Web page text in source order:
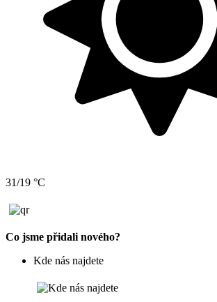
31/19 °C
Co jsme přidali nového?
Kde nás najdete